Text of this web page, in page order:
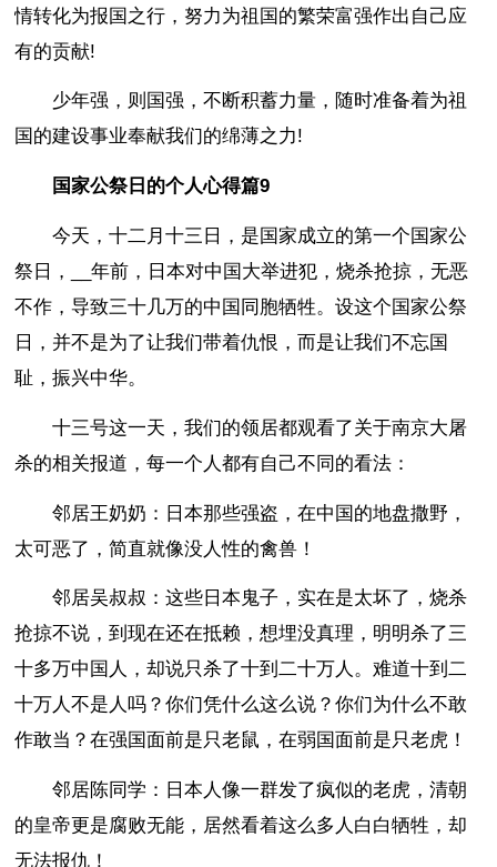
情转化为报国之行，努力为祖国的繁荣富强作出自己应
有的贡献!
少年强，则国强，不断积蓄力量，随时准备着为祖
国的建设事业奉献我们的绵薄之力!
国家公祭日的个人心得篇9
今天，十二月十三日，是国家成立的第一个国家公
祭日，__年前，日本对中国大举进犯，烧杀抢掠，无恶
不作，导致三十几万的中国同胞牺牲。设这个国家公祭
日，并不是为了让我们带着仇恨，而是让我们不忘国
耻，振兴中华。
十三号这一天，我们的领居都观看了关于南京大屠
杀的相关报道，每一个人都有自己不同的看法：
邻居王奶奶：日本那些强盗，在中国的地盘撒野，
太可恶了，简直就像没人性的禽兽！
邻居吴叔叔：这些日本鬼子，实在是太坏了，烧杀
抢掠不说，到现在还在抵赖，想埋没真理，明明杀了三
十多万中国人，却说只杀了十到二十万人。难道十到二
十万人不是人吗？你们凭什么这么说？你们为什么不敢
作敢当？在强国面前是只老鼠，在弱国面前是只老虎！
邻居陈同学：日本人像一群发了疯似的老虎，清朝
的皇帝更是腐败无能，居然看着这么多人白白牺牲，却
无法报仇！